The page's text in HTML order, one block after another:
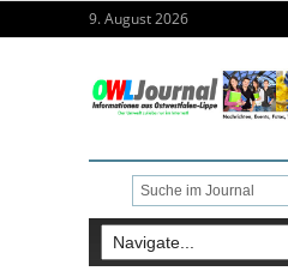
9. August 2026